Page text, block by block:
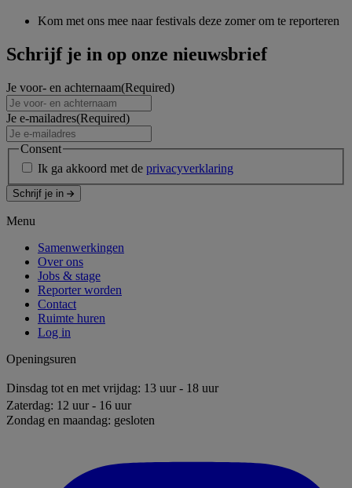
Kom met ons mee naar festivals deze zomer om te reporteren
Schrijf je in op onze nieuwsbrief
Je voor- en achternaam(Required)
Je e-mailadres(Required)
Consent
Ik ga akkoord met de privacyverklaring
Schrijf je in
Menu
Samenwerkingen
Over ons
Jobs & stage
Reporter worden
Contact
Ruimte huren
Log in
Openingsuren
Dinsdag tot en met vrijdag: 13 uur - 18 uur
Zaterdag: 12 uur - 16 uur
Zondag en maandag: gesloten